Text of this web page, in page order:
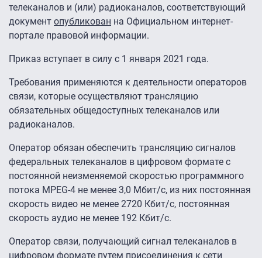
телеканалов и (или) радиоканалов, соответствующий
документ опубликован на Официальном интернет-
портале правовой информации.
Приказ вступает в силу с 1 января 2021 года.
Требования применяются к деятельности операторов
связи, которые осуществляют трансляцию
обязательных общедоступных телеканалов или
радиоканалов.
Оператор обязан обеспечить трансляцию сигналов
федеральных телеканалов в цифровом формате с
постоянной неизменяемой скоростью программного
потока MPEG-4 не менее 3,0 Мбит/с, из них постоянная
скорость видео не менее 2720 Кбит/с, постоянная
скорость аудио не менее 192 Кбит/с.‎
Оператор связи, получающий сигнал телеканалов в
цифровом формате путем присоединения к сети